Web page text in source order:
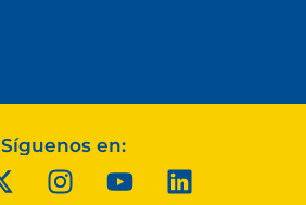
Síguenos en: